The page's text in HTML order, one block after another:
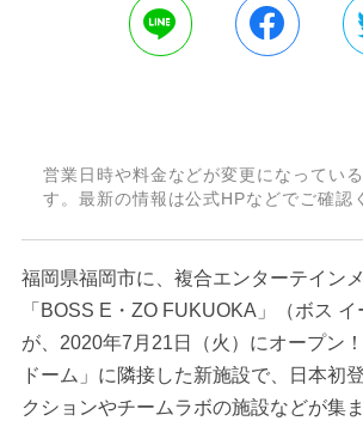
営業日時や料金などが変更になってい
す。最新の情報は公式HPなどでご確認
福岡県福岡市に、複合エンターテイン
「BOSS E・ZO FUKUOKA」（ボス イ
が、2020年7月21日（火）にオープン
ドーム」に隣接した新施設で、日本初
クションやチームラボの施設などが集